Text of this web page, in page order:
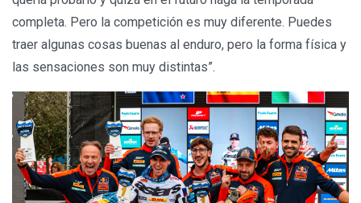
completa. Pero la competición es muy diferente. Puedes
traer algunas cosas buenas al enduro, pero la forma física y
las sensaciones son muy distintas”.